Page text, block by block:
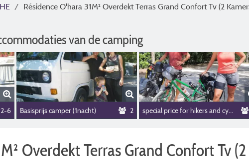
Résidence O'hara 31M² Overdekt Terras Grand Confort Tv (2
van de camping
2-6 Basisprijs camper (1nacht) 2 special price for hikers and cyclists
Overdekt Terras Grand Confort Tv